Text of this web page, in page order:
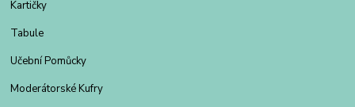
Kartičky
Tabule
Učební Pomůcky
Moderátorské Kufry